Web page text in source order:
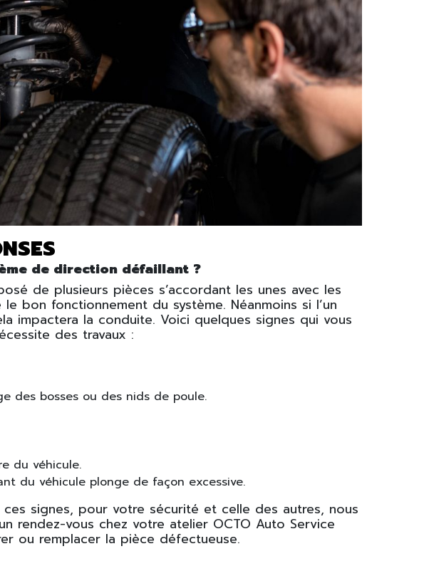
de direction défaillant ?
de plusieurs pièces s’accordant les unes avec les
bon fonctionnement du système. Néanmoins si l’un
impactera la conduite. Voici quelques signes qui vous
des travaux :
des bosses ou des nids de poule.
du véhicule.
du véhicule plonge de façon excessive.
ces signes, pour votre sécurité et celle des autres, nous
rendez-vous chez votre atelier OCTO Auto Service
ou remplacer la pièce défectueuse.